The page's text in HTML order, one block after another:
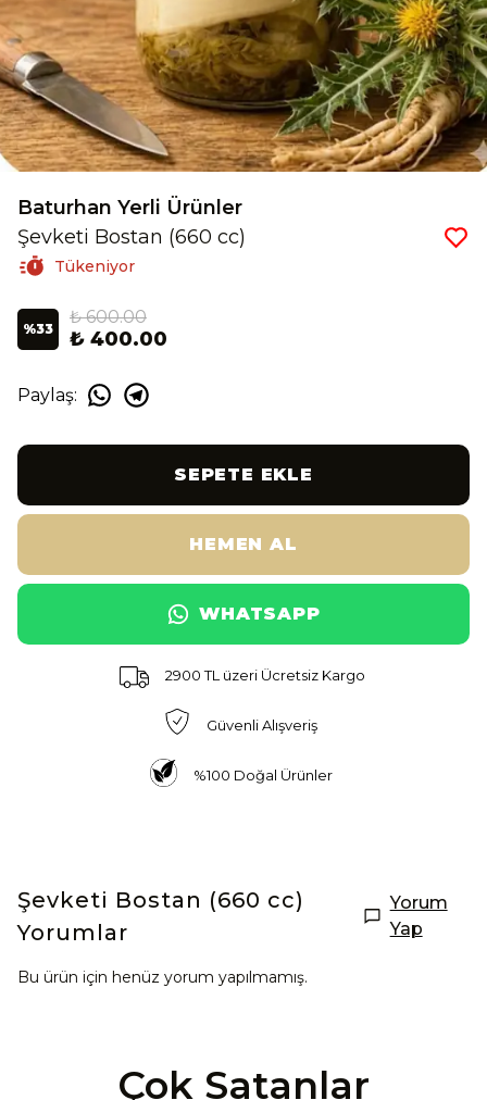
Baturhan Yerli Ürünler
Şevketi Bostan (660 cc)
Tükeniyor
%33
₺ 600.00
₺ 400.00
Paylaş:
SEPETE EKLE
HEMEN AL
WHATSAPP
2900 TL üzeri Ücretsiz Kargo
Güvenli Alışveriş
%100 Doğal Ürünler
Şevketi Bostan (660 cc)
Yorumlar
Yorum
Yap
Bu ürün için henüz yorum yapılmamış.
Çok Satanlar